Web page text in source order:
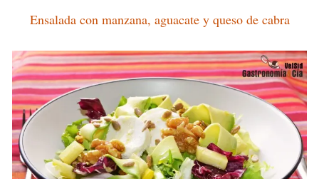
Ensalada con manzana, aguacate y queso de cabra